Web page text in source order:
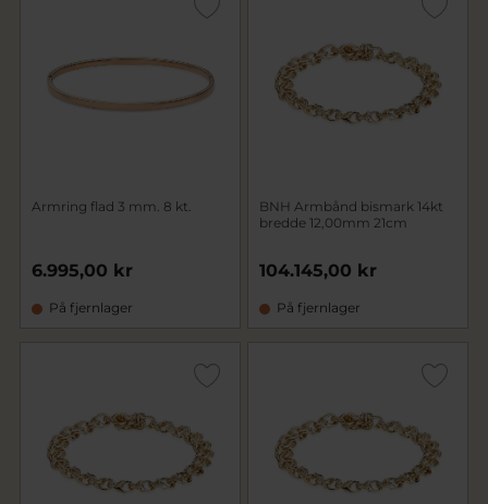
Armring flad 3 mm. 8 kt.
6.995,00 kr
På fjernlager
BNH Armbånd bismark 14kt
bredde 12,00mm 21cm
104.145,00 kr
På fjernlager